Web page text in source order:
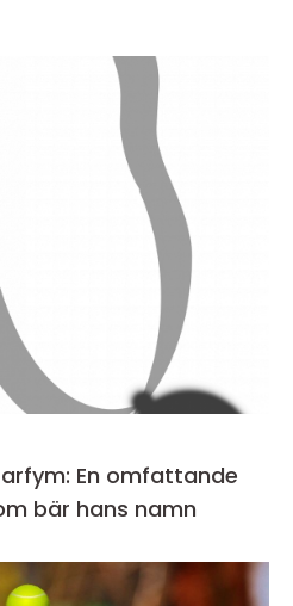
En omfattande
bär hans namn